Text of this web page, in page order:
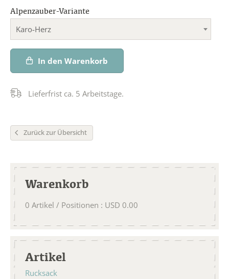
Alpenzauber-Variante
Karo-Herz
In den Warenkorb
Lieferfrist ca. 5 Arbeitstage.
Zurück zur Übersicht
Warenkorb
0 Artikel / Positionen : USD 0.00
Artikel
Rucksack